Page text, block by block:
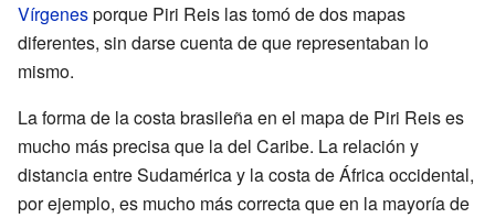
Vírgenesporque Piri Reis las tomó de dos mapas
diferentes, sin darse cuenta de que representaban lo
mismo.
La forma de la costa brasileña en el mapa de Piri Reis es
mucho más precisa que la del Caribe. La relación y
distancia entre Sudamérica y la costa de África occidental,
por ejemplo, es mucho más correcta que en la mayoría de